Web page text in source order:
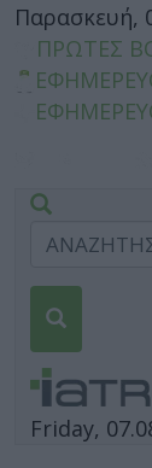
Παρασκευή,
ΠΡΩΤΕΣ
Friday,